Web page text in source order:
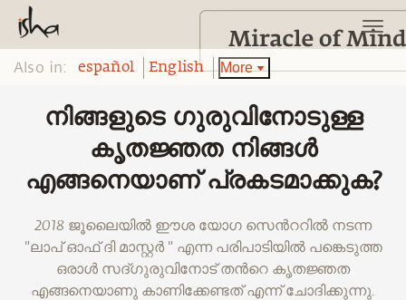
Also in: español English More
നിങ്ങളുടെ ഗുരുവിനോടുള്ള
കൃതജ്ഞത നിങ്ങൾ
എങ്ങനെയാണ് പ്രകടമാക്കുക?
2018 ജൂലൈയിൽ ഈശ യോഗ സെന്‍ററിൽ നടന്ന
"ലാപ്‌ ഓഫ് ദി മാസ്റ്റര്‍ " എന്ന പരിപാടിയില്‍ പങ്കെടുത്ത
ഒരാൾ സദ്ഗുരുവിനോട് തന്‍റെ കൃതജ്ഞത
എങ്ങനെയാണു കാണിക്കേണ്ടത് എന്ന് ചോദിക്കുന്നു.